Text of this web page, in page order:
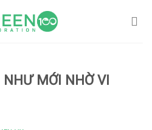
NHƯ MỚI NHỜ VI